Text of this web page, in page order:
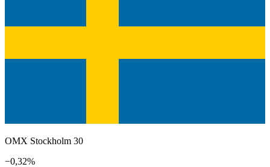
OMX Stockholm 30
−0,32%